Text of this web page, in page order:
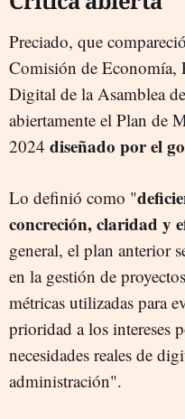
Preciado, que
Comisión de Economía,
Digital de la Asamblea
abiertamente el Plan de
2024 diseñado por el
Lo definió como "
concreción, claridad y
general, el plan anterior
en la gestión de
métricas utilizadas para
prioridad a los intereses
necesidades reales de
administración".